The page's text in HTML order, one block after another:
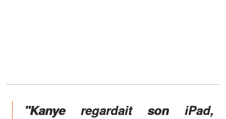
"Kanye regardait son iPad,